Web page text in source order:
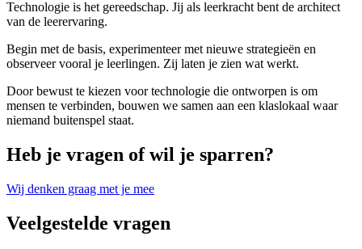
Technologie is het gereedschap. Jij als leerkracht bent de architect
van de leerervaring.
Begin met de basis, experimenteer met nieuwe strategieën en
observeer vooral je leerlingen. Zij laten je zien wat werkt.
Door bewust te kiezen voor technologie die ontworpen is om
mensen te verbinden, bouwen we samen aan een klaslokaal waar
niemand buitenspel staat.
Heb je vragen of wil je sparren?
Wij denken graag met je mee
Veelgestelde vragen